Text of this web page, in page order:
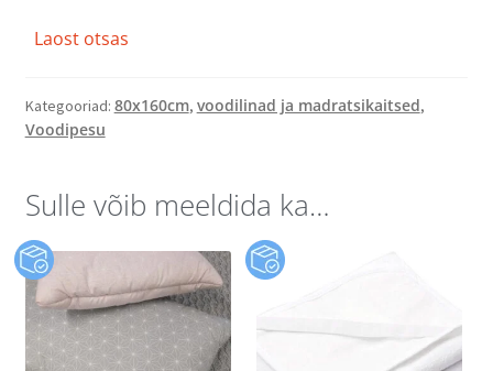
Laost otsas
Kategooriad: 80x160cm, voodilinad ja madratsikaitsed,
Voodipesu
Sulle võib meeldida ka…